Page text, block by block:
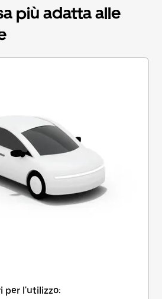
più adatta alle
per l'utilizzo: